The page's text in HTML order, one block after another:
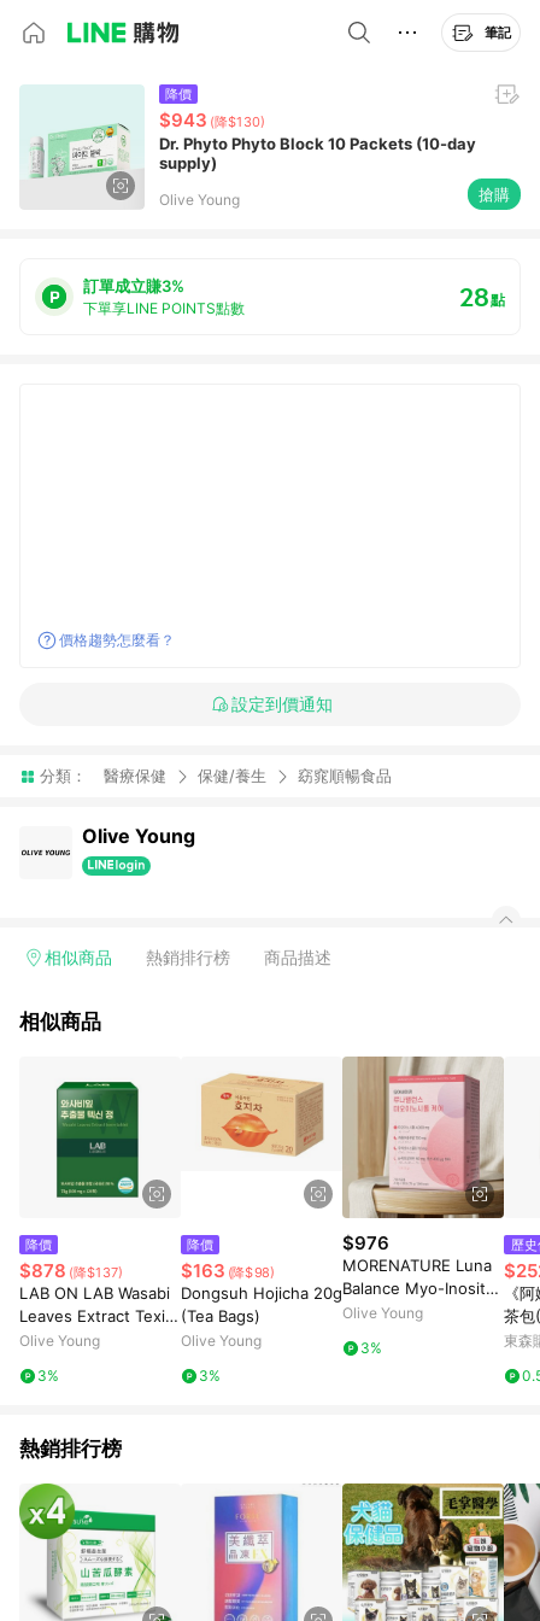
筆記
降價
$943 (降$130)
Dr. Phyto Phyto Block 10 Packets (10-day
supply)
Olive Young 搶購
訂單成立賺3%
下單享LINE POINTS點數 28點
價格趨勢怎麼看？
設定到價通知
分類： 醫療保健 保健/養生 窈窕順暢食品
Olive Young
相似商品 熱銷排行榜 商品描述
相似商品
降價
$878 (降$137)
LAB ON LAB Wasabi
Leaves Extract Texin
Tablet 120 Tablets (2
Olive Young
3%
降價
$163 (降$98)
Dongsuh Hojicha 20g
(Tea Bags)
Olive Young
3%
$976
MORENATURE Luna
Balance Myo-Inositol
Care 30 Sticks (15-da
Olive Young
3%
歷
《
茶
東森
熱銷排行榜